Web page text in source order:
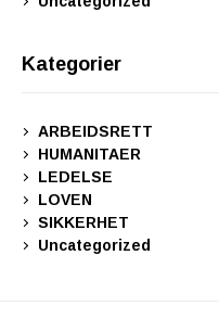
Kategorier
ARBEIDSRETT
HUMANITAER
LEDELSE
LOVEN
SIKKERHET
Uncategorized